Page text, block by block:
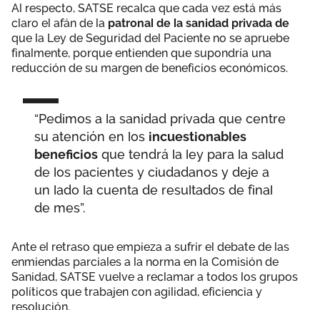
Al respecto, SATSE recalca que cada vez está más
claro el afán de la patronal de la sanidad privada de
que la Ley de Seguridad del Paciente no se apruebe
finalmente, porque entienden que supondría una
reducción de su margen de beneficios económicos.
“Pedimos a la sanidad privada que centre
su atención en los incuestionables
beneficios que tendrá la ley para la salud
de los pacientes y ciudadanos y deje a
un lado la cuenta de resultados de final
de mes”.
Ante el retraso que empieza a sufrir el debate de las
enmiendas parciales a la norma en la Comisión de
Sanidad, SATSE vuelve a reclamar a todos los grupos
políticos que trabajen con agilidad, eficiencia y
resolución.